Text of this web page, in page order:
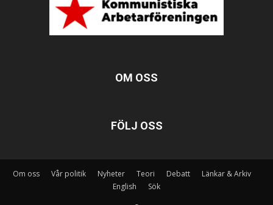
OM OSS
FÖLJ OSS
Om oss Vår politik Nyheter Teori Debatt
Länkar & Arkiv
English
Sök